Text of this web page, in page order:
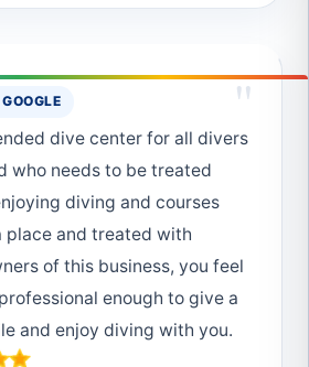
"
dive center for all divers
who needs to be treated
diving and courses
place and treated with
of this business, you feel
enough to give a
and enjoy diving with you.
comment in diving is very